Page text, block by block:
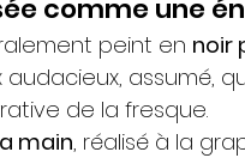
comme une
peint en noir
assumé,
de la fresque.
main, réalisé à la